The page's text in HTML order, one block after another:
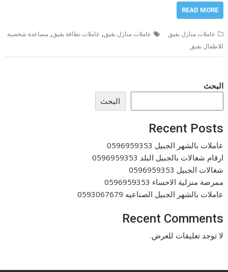
READ MORE
عاملات منازل بقيق عاملات منازل بقيق, عاملات نظافة بقيق,مساعدة شخصية
للاطفال بقيق
البحث
البحث
Recent Posts
عاملات بالشهر الجبيل 0596959353
ارقام شغالات بالجبيل البلد 0596959353
شغالات الجبيل 0596959353
ممرضة منزلية الاحساء 0596959353
عاملات بالشهر الجبيل الصناعيه 0593067679
Recent Comments
لا توجد تعليقات للعرض.